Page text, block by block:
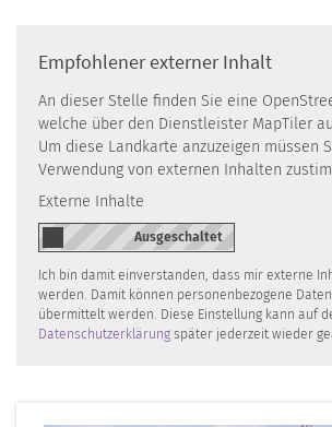
Empfohlener externer Inhalt
An dieser Stelle finden Sie eine
welche über den Dienstleister MapTiler
Um diese Landkarte anzuzeigen müssen
Verwendung von externen Inhalten
Externe Inhalte
Ich bin damit einverstanden, dass mir externe
werden. Damit können personenbezogene
übermittelt werden. Diese Einstellung kann auf
Datenschutzerklärung später jederzeit wieder